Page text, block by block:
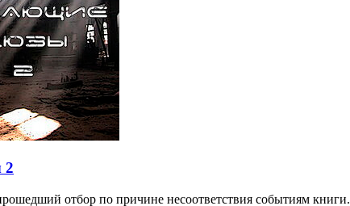
2
отбор по причине несоответствия событиям книги.